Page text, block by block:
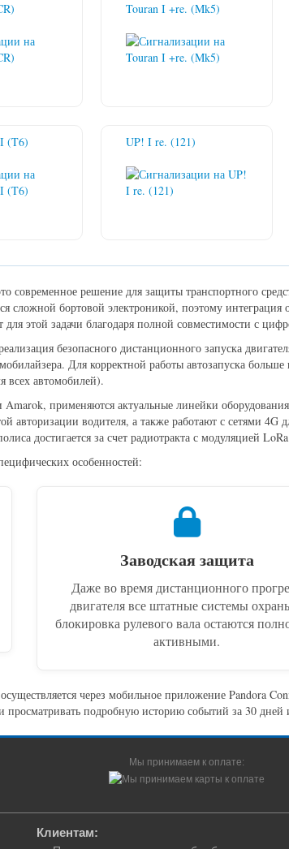
Touran I +re. (Mk5)
(T6) UP! I re. (121)
современное решение для защиты транспортного
сложной бортовой электроникой, поэтому
этой задачи благодаря полной совместимости с
безопасного дистанционного запуска
Для корректной работы автозапуска
всех автомобилей).
применяются актуальные линейки
водителя, а также работают с сетями 4G
достигается за счет радиотракта с модуляцией
особенностей:
Заводская защита
Даже во время дистанционного
двигателя все штатные системы
блокировка рулевого вала остаются
активными.
через мобильное приложение Pandora
просматривать подробную историю событий за 30 дней
Мы принимаем к оплате:
Клиентам: